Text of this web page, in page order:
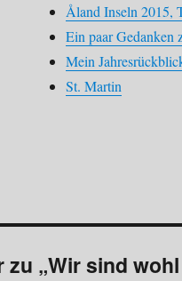
Åland Inseln 2015,
Ein paar Gedanken
Mein
St. Martin
zu „Wir sind